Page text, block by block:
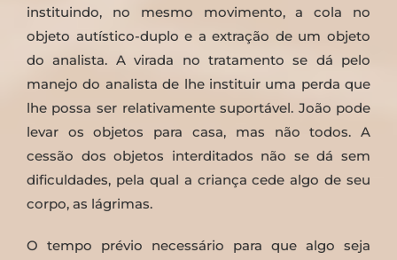
instituindo, no mesmo movimento, a cola no
objeto autístico-duplo e a extração de um objeto
do analista. A virada no tratamento se dá pelo
manejo do analista de lhe instituir uma perda que
lhe possa ser relativamente suportável. João pode
levar os objetos para casa, mas não todos. A
cessão dos objetos interditados não se dá sem
dificuldades, pela qual a criança cede algo de seu
corpo, as lágrimas.
O tempo prévio necessário para que algo seja